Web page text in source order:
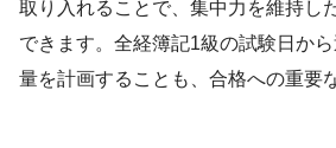
取り入れることで、集中力を維持し
できます。全経簿記1級の試験日か
量を計画することも、合格への重要